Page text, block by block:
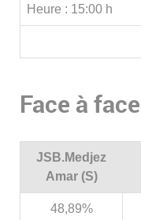
Heure : 15:00 h
Face à face
JSB.Medjez
Amar (S)
48,89%